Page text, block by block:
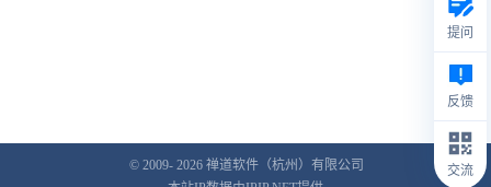
© 2009- 2026 禅道软件（杭州）有限公司
提问
反馈
交流